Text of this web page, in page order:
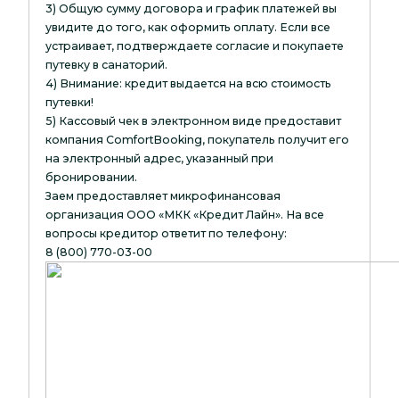
3) Общую сумму договора и график платежей вы
увидите до того, как оформить оплату. Если все
устраивает, подтверждаете согласие и покупаете
путевку в санаторий.
4) Внимание: кредит выдается на всю стоимость
путевки!
5) Кассовый чек в электронном виде предоставит
компания ComfortBooking, покупатель получит его
на электронный адрес, указанный при
бронировании.
Заем предоставляет микрофинансовая
организация ООО «МКК «Кредит Лайн». На все
вопросы кредитор ответит по телефону:
8 (800) 770-03-00